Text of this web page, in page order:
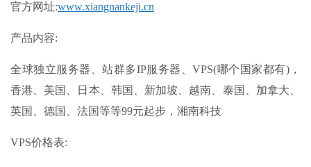
官方网址:www.xiangnankeji.cn
产品内容:
全球独立服务器、站群多IP服务器、VPS(哪个国家都有)，
香港、美国、日本、韩国、新加坡、越南、泰国、加拿大、
英国、德国、法国等等99元起步，湘南科技
VPS价格表: